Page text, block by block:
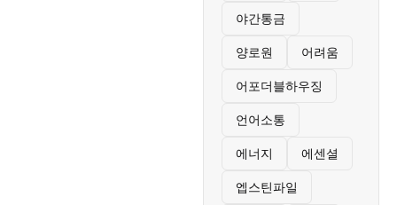
야간통금
양로원 어려움
어포더블하우징
언어소통
에너지 에센셜
엡스틴파일